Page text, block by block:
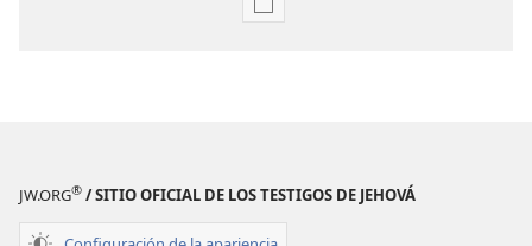
Opciones
ATALAYA
JW.ORG® / SITIO OFICIAL DE LOS TESTIGOS DE JEHOVÁ